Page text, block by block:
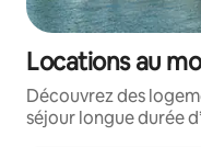
Locations au
Découvrez des
séjour longue durée